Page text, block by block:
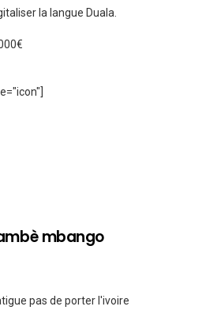
la langue Duala.
mbango
pas de porter l'ivoire